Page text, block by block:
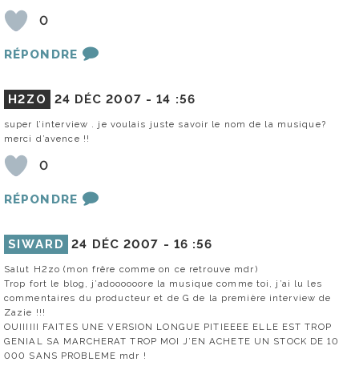
0
RÉPONDRE
H2ZO 24 DÉC 2007 -14 :56
super l’interview . je voulais juste savoir le nom de la musique?
merci d’avence !!
0
RÉPONDRE
SIWARD 24 DÉC 2007 - 16 :56
Salut H2zo (mon frêre comme on ce retrouve mdr)
Trop fort le blog, j’adoooooore la musique comme toi, j’ai lu les
commentaires du producteur et de G de la première interview de
Zazie !!!
OUIIIIII FAITES UNE VERSION LONGUE PITIEEEE ELLE EST TROP
GENIAL SA MARCHERAT TROP MOI J’EN ACHETE UN STOCK DE 10
000 SANS PROBLEME mdr !